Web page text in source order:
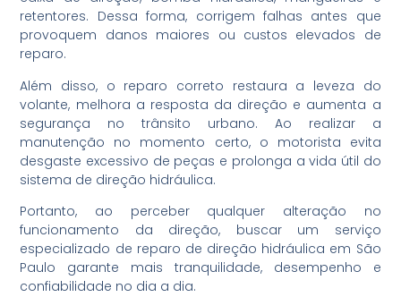
retentores. Dessa forma, corrigem falhas antes que
provoquem danos maiores ou custos elevados de
reparo.
Além disso, o reparo correto restaura a leveza do
volante, melhora a resposta da direção e aumenta a
segurança no trânsito urbano. Ao realizar a
manutenção no momento certo, o motorista evita
desgaste excessivo de peças e prolonga a vida útil do
sistema de direção hidráulica.
Portanto, ao perceber qualquer alteração no
funcionamento da direção, buscar um serviço
especializado de reparo de direção hidráulica em São
Paulo garante mais tranquilidade, desempenho e
confiabilidade no dia a dia.